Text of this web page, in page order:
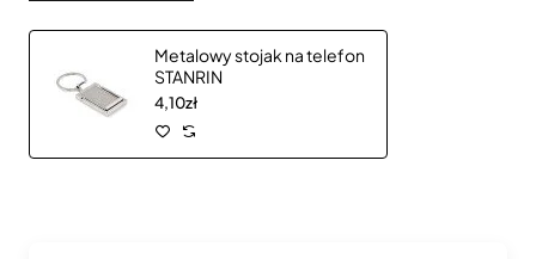
Metalowy stojak na telefon
STANRIN
4,10zł